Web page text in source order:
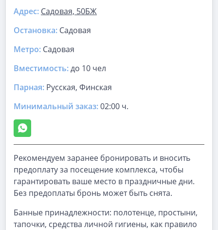
Адрес: Садовая, 50БЖ
Остановка: Садовая
Метро: Садовая
Вместимость:до 10 чел
Парная: Русская, Финская
Минимальный заказ:02:00 ч.
Рекомендуем заранее бронировать и вносить
предоплату за посещение комплекса, чтобы
гарантировать ваше место в праздничные дни.
Без предоплаты бронь может быть снята.
Банные принадлежности: полотенце, простыни,
тапочки, средства личной гигиены, как правило